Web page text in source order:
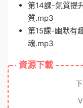
第14課-氣質提
質.mp3
第15課-幽默有
魂.mp3
資源下載